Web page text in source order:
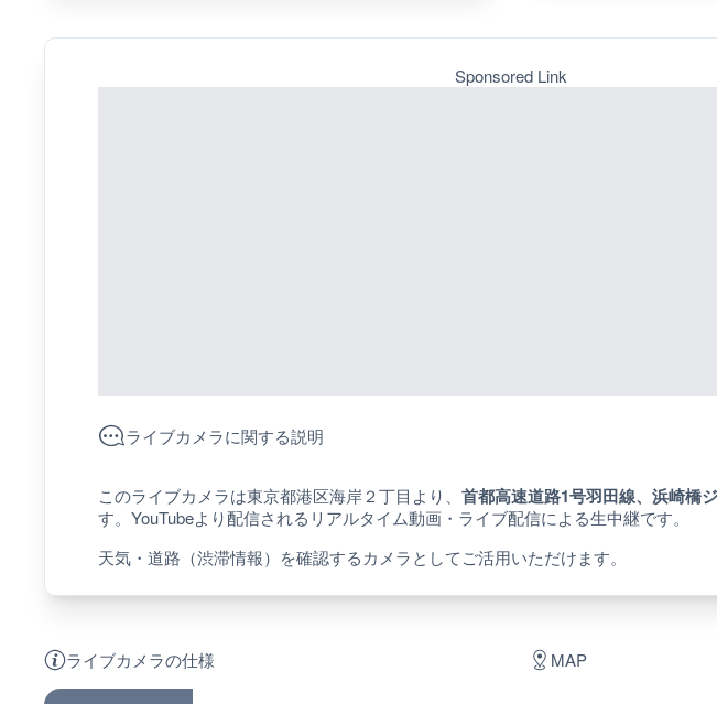
Sponsored Link
ライブカメラに関する説明
このライブカメラは東京都港区海岸２丁目より、 首都高速道路1号羽田線、浜崎橋
す。YouTubeより配信されるリアルタイム動画・ライブ配信による生中継です。
天気・道路（渋滞情報）を確認するカメラとしてご活用いただけます。
ライブカメラの仕様 MAP